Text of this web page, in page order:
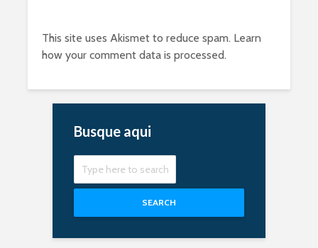
This site uses Akismet to reduce spam. Learn
how your comment data is processed.
Busque aqui
SEARCH